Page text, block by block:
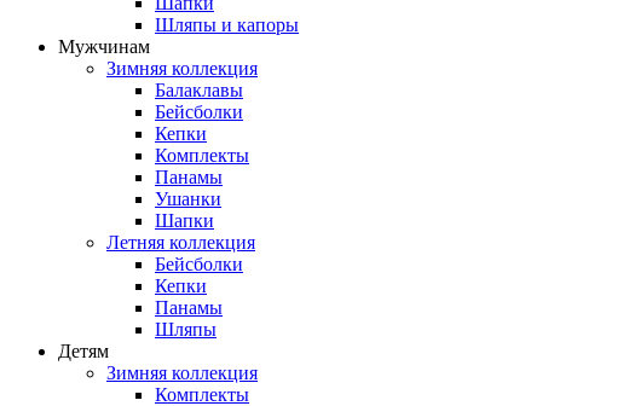
Шляпы и капоры
Мужчинам
Зимняя коллекция
Балаклавы
Бейсболки
Кепки
Комплекты
Панамы
Ушанки
Шапки
Летняя коллекция
Бейсболки
Кепки
Панамы
Шляпы
Детям
Зимняя коллекция
Комплекты